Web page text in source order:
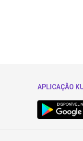
APLICAÇÃO